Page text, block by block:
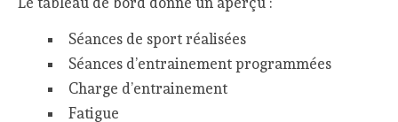
Séances de sport réalisées
Séances d’entrainement programmées
Charge d’entrainement
Fatigue